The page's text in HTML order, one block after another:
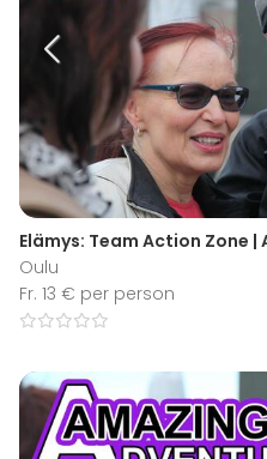
Elämys: Team Action Zone
Oulu
Fr. 13 € per person